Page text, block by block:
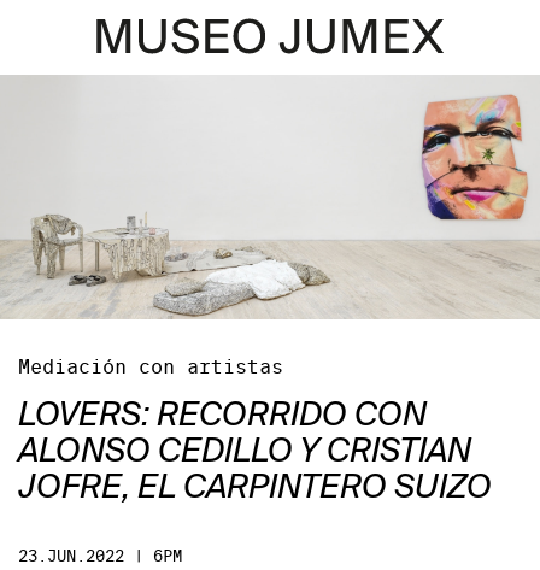
Mediación con artistas
LOVERS: RECORRIDO CON
ALONSO CEDILLO Y CRISTIAN
JOFRE, EL CARPINTERO SUIZO
23.JUN.2022 | 6PM